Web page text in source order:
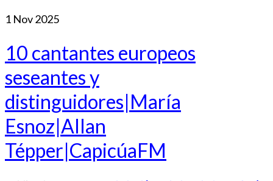
1 Nov 2025
10 cantantes europeos
seseantes y
distinguidores|María
Esnoz|Allan
Tépper|CapicúaFM